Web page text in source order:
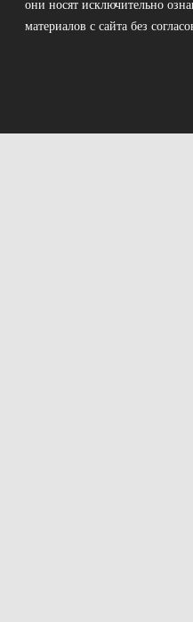
они носят исключительно
материалов с сайта без